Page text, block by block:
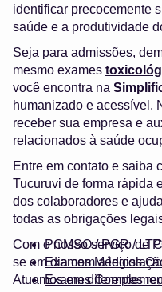
identificar precocemente
saúde e a produtividade
Seja para admissões,
mesmo exames
você encontra na
humanizado e acessível.
receber sua empresa e
relacionados à saúde
Entre em contato e saiba
Tucuruvi de forma rápida
dos colaboradores e
todas as obrigações
PCMSO / PGR /
Exames Médicos
Exames
Com o nosso serviço de
se em dia com a
Atuamos em diferentes